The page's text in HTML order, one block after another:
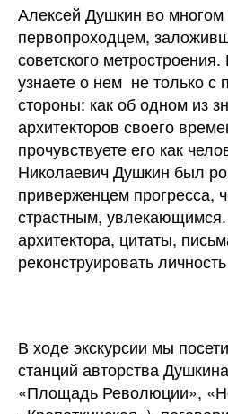
Алексей Душкин во
первопроходцем,
советского
узнаете о нем не только с
стороны: как об одном из
архитекторов своего
прочувствуете его как
Николаевич Душкин был
приверженцем прогресса,
страстным,
архитектора, цитаты,
реконструировать
В ходе экскурсии мы
станций авторства
«Площадь Революции»,